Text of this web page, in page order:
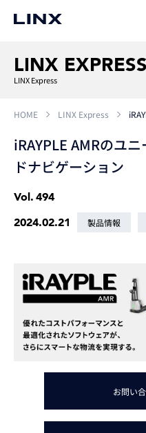
LINX EXPRESS
LINX Express
HOME LINX Express
iRAYPLE AMRのユ
ドナビゲーション
Vol. 494
2024.02.21
製品情報
お問い